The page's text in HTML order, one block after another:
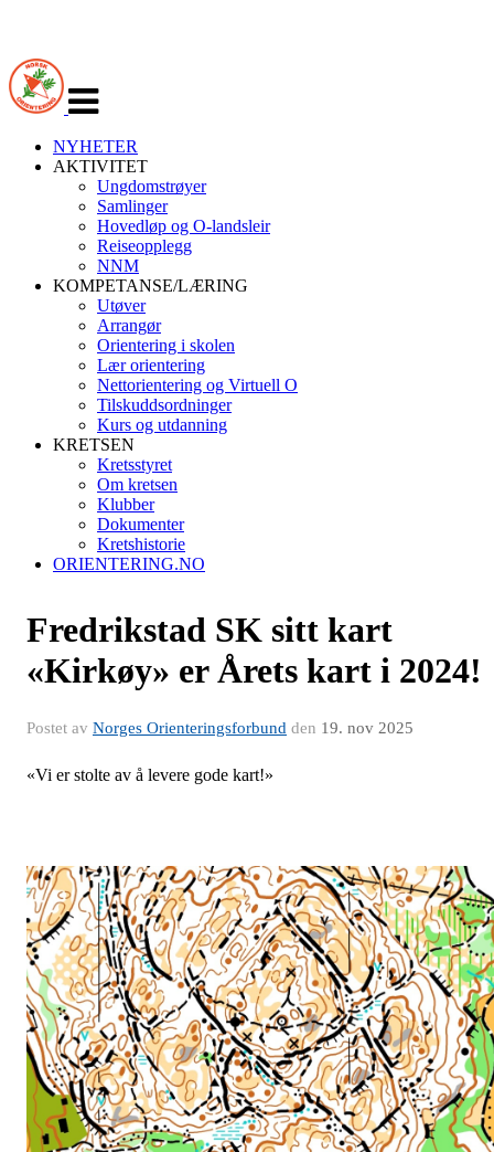
navigasjon
NYHETER
AKTIVITET
Ungdomstrøyer
Samlinger
Hovedløp og O-landsleir
Reiseopplegg
NNM
KOMPETANSE/LÆRING
Utøver
Arrangør
Orientering i skolen
Lær orientering
Nettorientering og Virtuell O
Tilskuddsordninger
Kurs og utdanning
KRETSEN
Kretsstyret
Om kretsen
Klubber
Dokumenter
Kretshistorie
ORIENTERING.NO
Fredrikstad SK sitt kart
«Kirkøy» er Årets kart i 2024!
Postet av Norges Orienteringsforbund den 19. nov 2025
«Vi er stolte av å levere gode kart!»